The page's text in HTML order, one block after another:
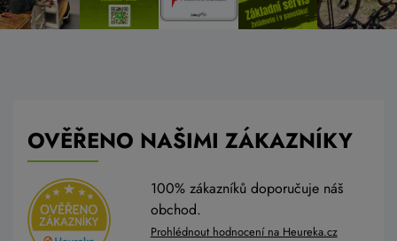
OVĚŘENO NAŠIMI ZÁKAZNÍKY
100% zákazníků doporučuje náš
obchod.
Prohlédnout hodnocení na Heureka.cz